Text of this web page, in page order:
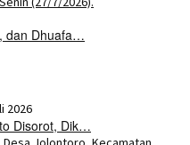
dan Dhuafa…
2026
Disorot, Dik…